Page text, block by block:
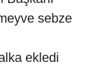
sebze
ekledi